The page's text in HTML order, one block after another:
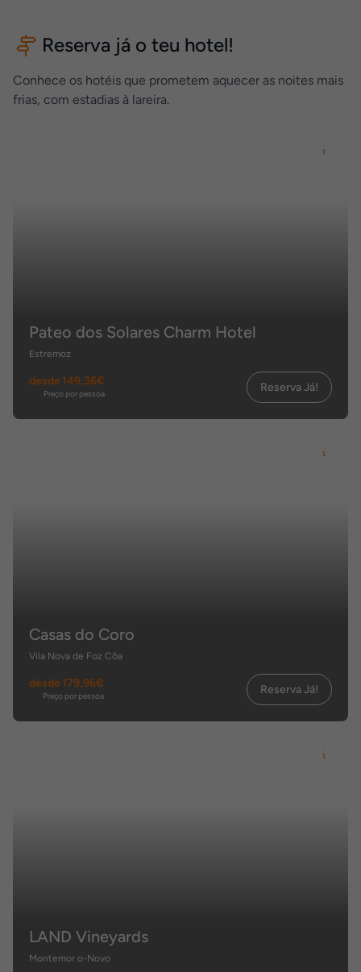
Reserva já o teu hotel!
Conhece os hotéis que prometem aquecer as noites mais
frias, com estadias à lareira.
Pateo dos Solares Charm Hotel
Estremoz
desde 149,36€
Preço por pessoa Reserva Já!
Casas do Coro
Vila Nova de Foz Côa
desde 179,96€
Preço por pessoa Reserva Já!
LAND Vineyards
Montemor o-Novo